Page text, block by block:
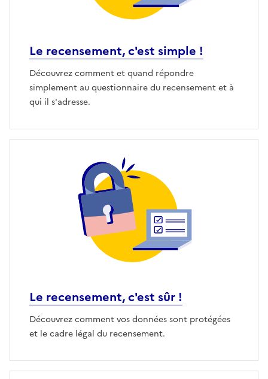
Le recensement, c'est simple !
Découvrez comment et quand répondre
simplement au questionnaire du recensement et à
qui il s'adresse.
Le recensement, c'est sûr !
Découvrez comment vos données sont protégées
et le cadre légal du recensement.